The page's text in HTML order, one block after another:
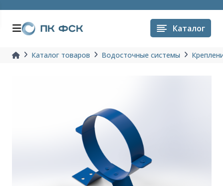
Каталог
Каталог товаров Водосточные системы